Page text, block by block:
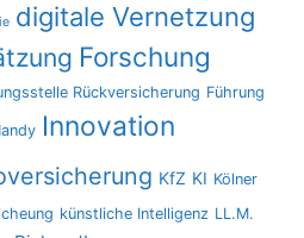
digitale Vernetzung
Forschung
Rückversicherung Führung
Innovation
KfZ KI Kölner
künstliche Intelligenz LL.M.